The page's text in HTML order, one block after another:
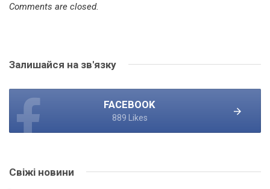
Comments are closed.
Залишайся на зв'язку
FACEBOOK
889 Likes
Свіжі новини